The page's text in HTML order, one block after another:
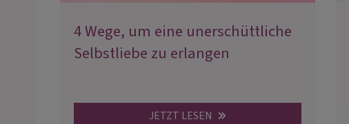
4 Wege, um eine unerschüttliche
Selbstliebe zu erlangen
JETZT LESEN